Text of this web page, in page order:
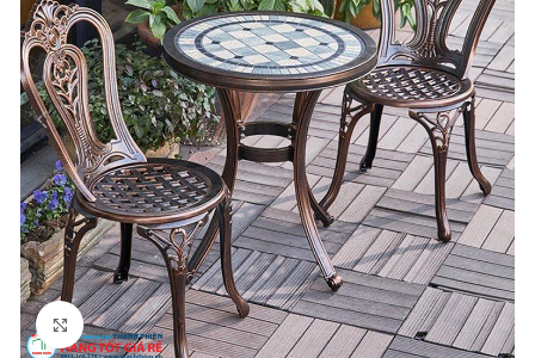
Click to enlarge